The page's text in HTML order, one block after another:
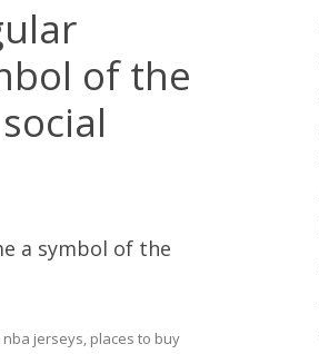
of the
a symbol of the
nba jerseys, places to buy